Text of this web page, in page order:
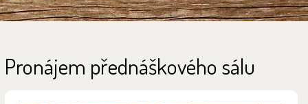
Pronájem přednáškového sálu